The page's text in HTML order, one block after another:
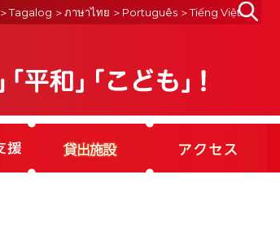
＞Tagalog ＞ภาษาไทย ＞Português ＞Tiếng ViệtSearch
for: